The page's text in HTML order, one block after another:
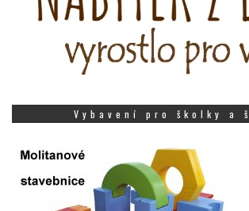
Vybavení pro školky a